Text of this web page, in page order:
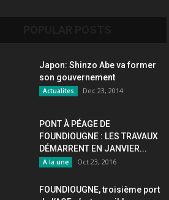
Japon: Shinzo Abe va former
son gouvernement
Actualites Dec 23, 2014
PONT À PÉAGE DE
FOUNDIOUGNE : LES TRAVAUX
DÉMARRENT EN JANVIER...
A la une Oct 23, 2016
FOUNDIOUGNE, troisième port